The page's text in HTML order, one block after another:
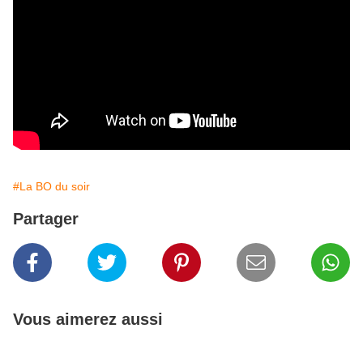
#La BO du soir
Partager
Vous aimerez aussi